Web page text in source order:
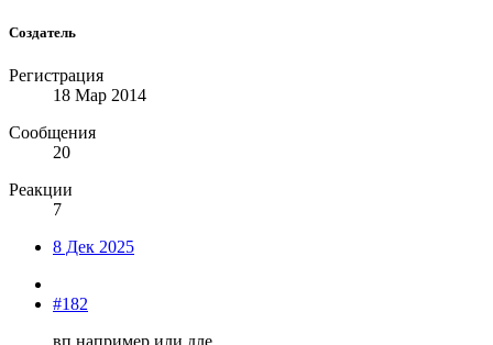
Создатель
Регистрация
18 Мар 2014
Сообщения
20
Реакции
7
8 Дек 2025
#182